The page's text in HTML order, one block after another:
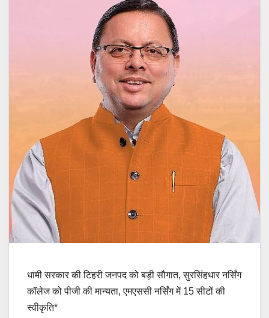
धामी सरकार की टिहरी जनपद को बड़ी सौगात, सुरसिंहधार नर्सिंग
कॉलेज को पीजी की मान्यता, एमएससी नर्सिंग में 15 सीटों की
स्वीकृति*